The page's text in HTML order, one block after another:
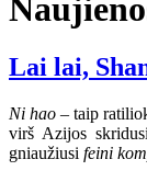
Lai lai,
Ni hao – taip
virš Azijos
gniaužiusi feini